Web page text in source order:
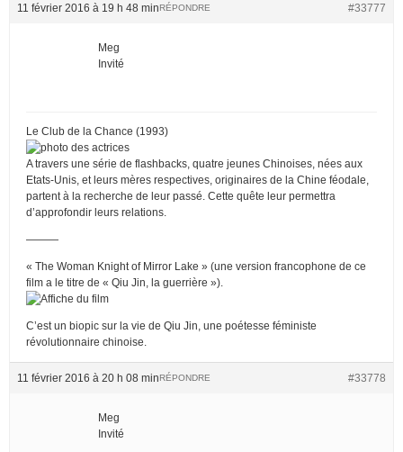
11 février 2016 à 19 h 48 min #33777
RÉPONDRE
Meg
Invité
Le Club de la Chance (1993)
A travers une série de flashbacks, quatre jeunes Chinoises, nées aux
Etats-Unis, et leurs mères respectives, originaires de la Chine féodale,
partent à la recherche de leur passé. Cette quête leur permettra
d’approfondir leurs relations.
———
« The Woman Knight of Mirror Lake » (une version francophone de ce
film a le titre de « Qiu Jin, la guerrière »).
C’est un biopic sur la vie de Qiu Jin, une poétesse féministe
révolutionnaire chinoise.
11 février 2016 à 20 h 08 min #33778
RÉPONDRE
Meg
Invité